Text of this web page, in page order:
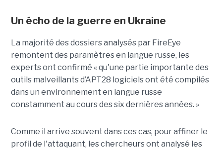
Un écho de la guerre en Ukraine
La majorité des dossiers analysés par FireEye
remontent des paramètres en langue russe, les
experts ont confirmé « qu'une partie importante des
outils malveillants d’APT28 logiciels ont été compilés
dans un environnement en langue russe
constamment au cours des six dernières années. »
Comme il arrive souvent dans ces cas, pour affiner le
profil de l'attaquant, les chercheurs ont analysé les